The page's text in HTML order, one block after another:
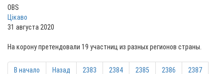
OBS
Цікаво
31 августа 2020
На корону претендовали 19 участниц из разных регионов страны.
В начало Назад 2383 2384 2385 2386 2387